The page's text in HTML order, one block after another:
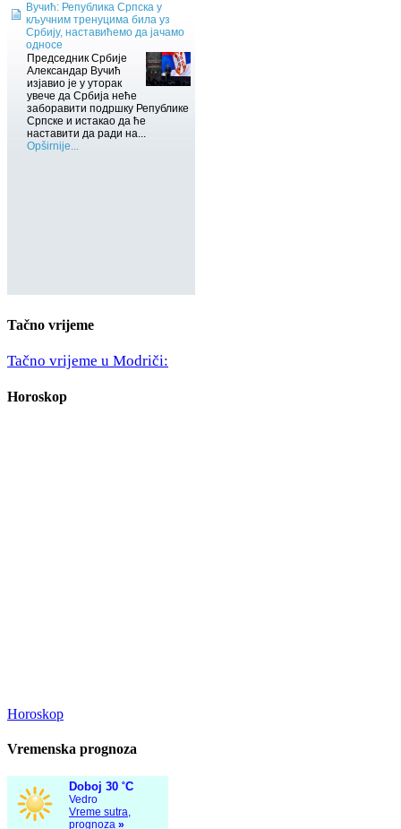
Tačno vrijeme
Tačno vrijeme u Modriči:
Horoskop
Horoskop
Vremenska prognoza